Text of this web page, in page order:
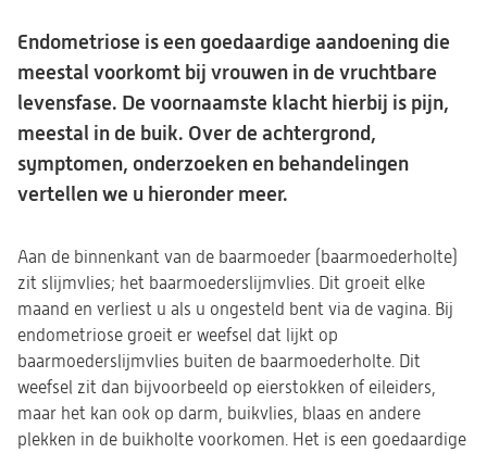
Endometriose is een goedaardige aandoening die
meestal voorkomt bij vrouwen in de vruchtbare
levensfase. De voornaamste klacht hierbij is pijn,
meestal in de buik. Over de achtergrond,
symptomen, onderzoeken en behandelingen
vertellen we u hieronder meer.
Aan de binnenkant van de baarmoeder (baarmoederholte)
zit slijmvlies; het baarmoederslijmvlies. Dit groeit elke
maand en verliest u als u ongesteld bent via de vagina. Bij
endometriose groeit er weefsel dat lijkt op
baarmoederslijmvlies buiten de baarmoederholte. Dit
weefsel zit dan bijvoorbeeld op eierstokken of eileiders,
maar het kan ook op darm, buikvlies, blaas en andere
plekken in de buikholte voorkomen. Het is een goedaardige